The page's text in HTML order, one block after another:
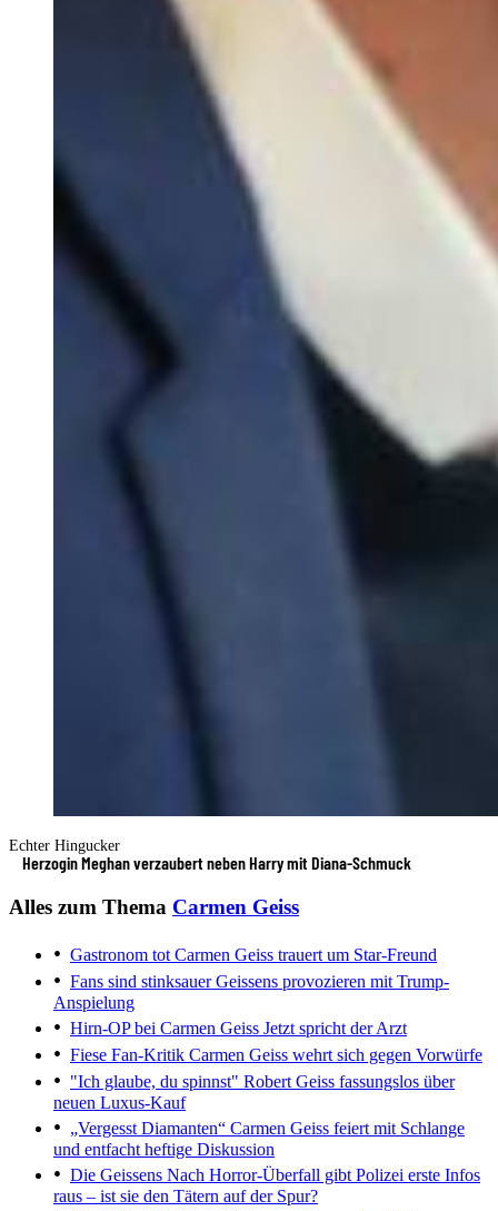
Echter Hingucker
Herzogin Meghan verzaubert neben Harry mit Diana-Schmuck
Alles zum Thema Carmen Geiss
Gastronom tot Carmen Geiss trauert um Star-Freund
Fans sind stinksauerGeissens provozieren mit Trump-
Anspielung
Hirn-OP bei Carmen Geiss Jetzt spricht der Arzt
Fiese Fan-Kritik Carmen Geiss wehrt sich gegen Vorwürfe
"Ich glaube, du spinnst" Robert Geiss fassungslos über
neuen Luxus-Kauf
„Vergesst Diamanten“ Carmen Geiss feiert mit Schlange
und entfacht heftige Diskussion
Die Geissens Nach Horror-Überfall gibt Polizei erste Infos
raus – ist sie den Tätern auf der Spur?